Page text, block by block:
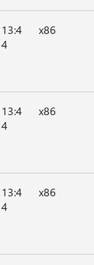
13:4
4
x86
13:4
4
x86
13:4
4
x86